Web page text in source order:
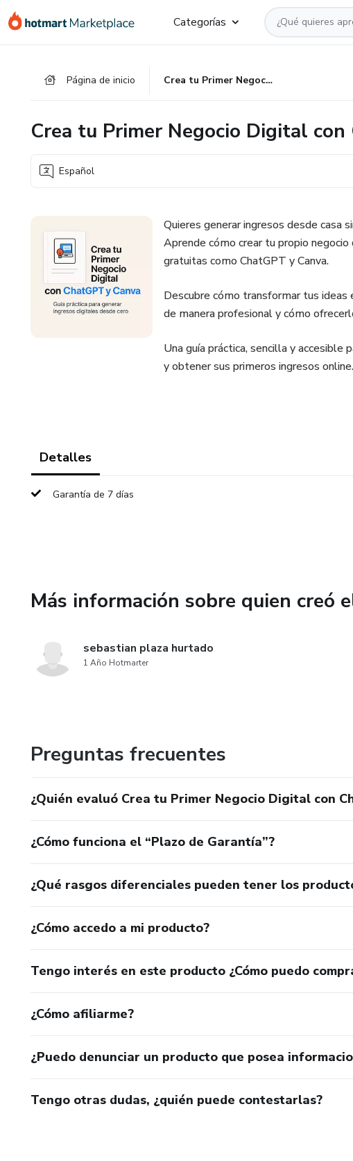
Categorías
Página de inicio Crea tu Primer Negocio Digital con ChatGPT y Canva
Crea tu Primer Negocio Digital con
Español
Quieres generar ingresos desde casa
Aprende cómo crear tu propio
gratuitas como ChatGPT y Canva.
Descubre cómo transformar tus
de manera profesional y cómo
Una guía práctica, sencilla y
y obtener sus primeros ingresos online.
Detalles
Garantía de 7 días
Más información sobre quien creó
sebastian plaza hurtado
1 Año Hotmarter
Preguntas frecuentes
¿Quién evaluó Crea tu Primer Negocio Digital con
¿Cómo funciona el “Plazo de Garantía”?
¿Qué rasgos diferenciales pueden tener los
¿Cómo accedo a mi producto?
Tengo interés en este producto ¿Cómo puedo
¿Cómo afiliarme?
¿Puedo denunciar un producto que posea
Tengo otras dudas, ¿quién puede contestarlas?